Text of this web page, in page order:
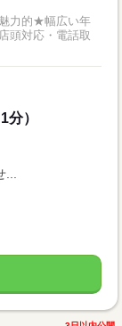
力的★幅広い年
対応・電話取
）